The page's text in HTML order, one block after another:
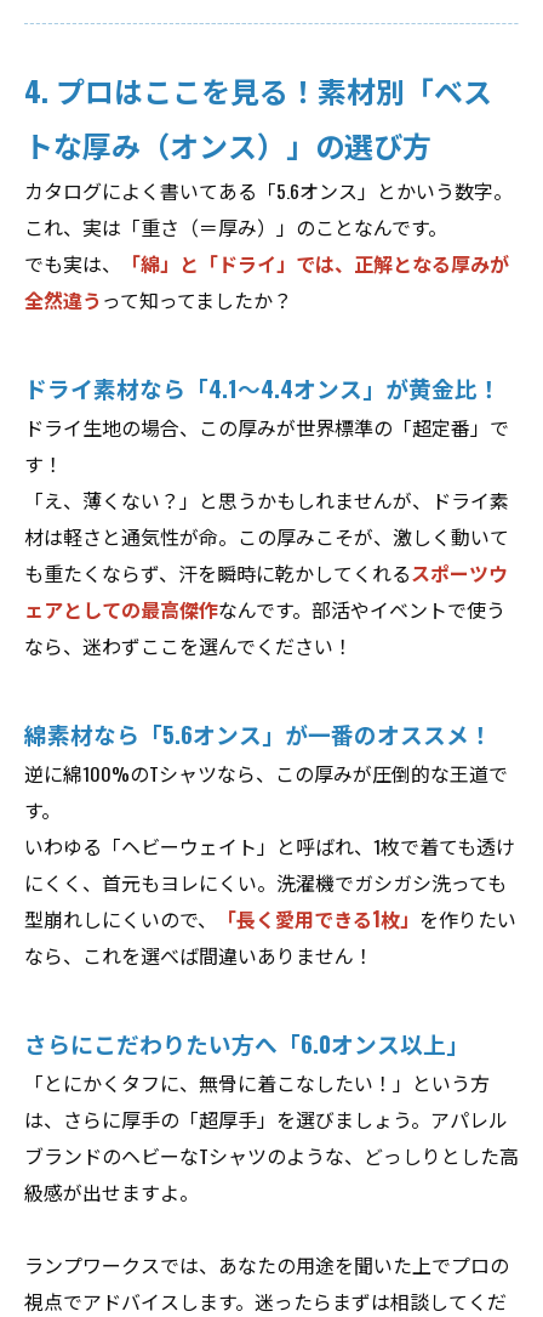
4. プロはここを見る！素材別「ベス
トな厚み（オンス）」の選び方
カタログによく書いてある「5.6オンス」とかいう数字。
これ、実は「重さ（＝厚み）」のことなんです。
でも実は、
「綿」と「ドライ」では、正解となる厚みが
全然違う って知ってましたか？
ドライ素材なら「4.1〜4.4オンス」が黄金比！
ドライ生地の場合、この厚みが世界標準の「超定番」で
す！
「え、薄くない？」と思うかもしれませんが、ドライ素
材は軽さと通気性が命。この厚みこそが、激しく動いて
も重たくならず、汗を瞬時に乾かしてくれるスポーツウ
ェアとしての最高傑作なんです。部活やイベントで使う
なら、迷わずここを選んでください！
綿素材なら「5.6オンス」が一番のオススメ！
逆に綿100%のTシャツなら、この厚みが圧倒的な王道で
す。
いわゆる「ヘビーウェイト」と呼ばれ、1枚で着ても透け
にくく、首元もヨレにくい。洗濯機でガシガシ洗っても
型崩れしにくいので、
「長く愛用できる1枚」 を作りたい
なら、これを選べば間違いありません！
さらにこだわりたい方へ「6.0オンス以上」
「とにかくタフに、無骨に着こなしたい！」という方
は、さらに厚手の「超厚手」を選びましょう。アパレル
ブランドのヘビーなTシャツのような、どっしりとした高
級感が出せますよ。
ランプワークスでは、あなたの用途を聞いた上でプロの
視点でアドバイスします。迷ったらまずは相談してくだ